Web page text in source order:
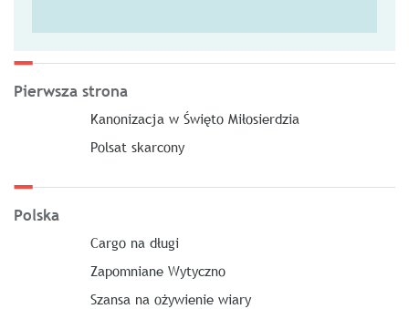
Pierwsza strona
Kanonizacja w Święto Miłosierdzia
Polsat skarcony
Polska
Cargo na długi
Zapomniane Wytyczno
Szansa na ożywienie wiary